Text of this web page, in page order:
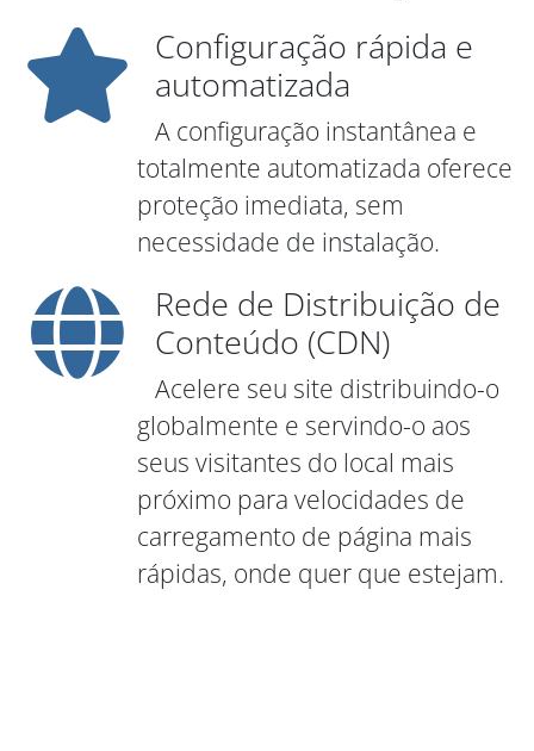
Configuração rápida e
automatizada
A configuração instantânea e
totalmente automatizada oferece
proteção imediata, sem
necessidade de instalação.
Rede de Distribuição de
Conteúdo (CDN)
Acelere seu site distribuindo-o
globalmente e servindo-o aos
seus visitantes do local mais
próximo para velocidades de
carregamento de página mais
rápidas, onde quer que estejam.